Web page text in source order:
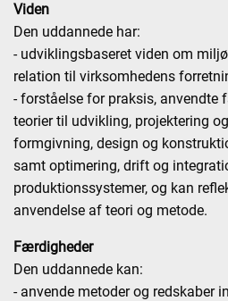
Viden
Den uddannede har:
- udviklingsbaseret viden om
relation til virksomhedens
- forståelse for praksis, anvendte
teorier til udvikling, projektering
formgivning, design og
samt optimering, drift og
produktionssystemer, og kan
anvendelse af teori og metode.
Færdigheder
Den uddannede kan:
- anvende metoder og redskaber